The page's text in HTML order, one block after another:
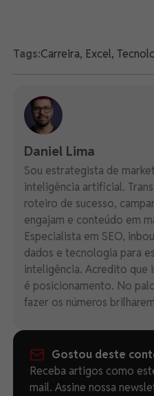
Tags:Carreira, Excel,
Daniel Lima
Sou estrategista de
inteligência artificial.
roteiro de sucesso,
engajam e conteúdo em
Especialista em SEO,
dados e tecnologia para
inteligência. Acredito que
é posicionamento. No
fazer os números
Gostou deste
Receba artigos como
mail. Assine nossa